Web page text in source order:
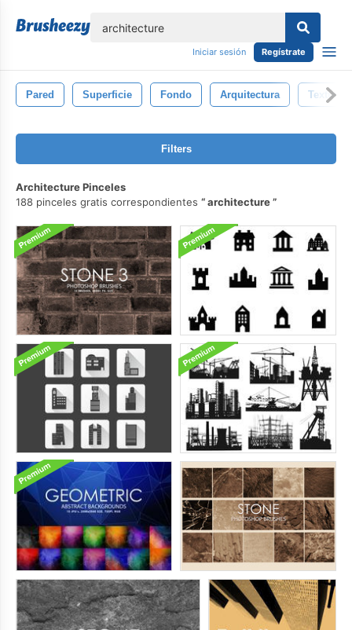
Iniciar sesión Regístrate
Pared Superficie Fondo Arquitectura Textura
Filters
Architecture Pinceles
188 pinceles gratis correspondientes
architecture